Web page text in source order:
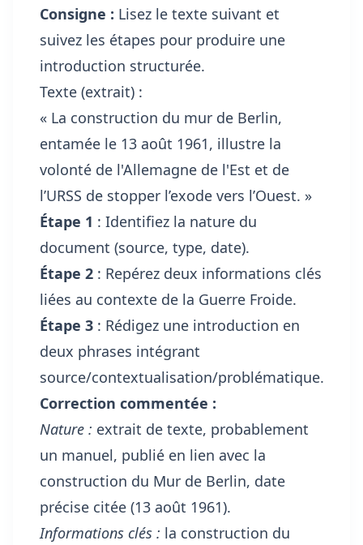
Consigne : Lisez le texte suivant et
suivez les étapes pour produire une
introduction structurée.
Texte (extrait) :
« La construction du mur de Berlin,
entamée le 13 août 1961, illustre la
volonté de l'Allemagne de l'Est et de
l’URSS de stopper l’exode vers l’Ouest. »
Étape 1 : Identifiez la nature du
document (source, type, date).
Étape 2 : Repérez deux informations clés
liées au contexte de la Guerre Froide.
Étape 3 : Rédigez une introduction en
deux phrases intégrant
source/contextualisation/problématique.
Correction commentée :
Nature : extrait de texte, probablement
un manuel, publié en lien avec la
construction du Mur de Berlin, date
précise citée (13 août 1961).
Informations clés : la construction du